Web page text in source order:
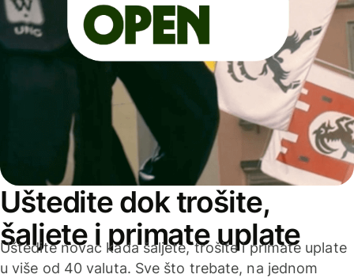
Uštedite dok trošite,
šaljete i primate uplate
Uštedite novac kada šaljete, trošite i primate uplate
u više od 40 valuta. Sve što trebate, na jednom